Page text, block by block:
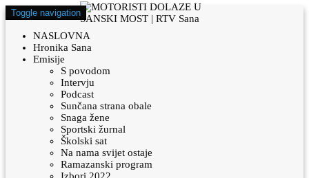
Toggle navigation
NASLOVNA
Hronika Sana
Emisije
S povodom
Intervju
Podcast
Sunčana strana obale
Snaga žene
Sportski žurnal
Školski sat
Na nama svijet ostaje
Ramazanski program